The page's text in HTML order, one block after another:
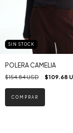
SIN STOCK
POLERA CAMELIA
$154.84 USD $109.68
COMPRAR